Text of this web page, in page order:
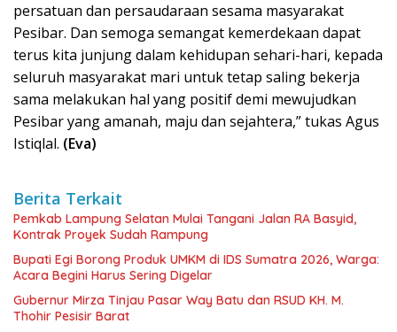
persatuan dan persaudaraan sesama masyarakat
Pesibar. Dan semoga semangat kemerdekaan dapat
terus kita junjung dalam kehidupan sehari-hari, kepada
seluruh masyarakat mari untuk tetap saling bekerja
sama melakukan hal yang positif demi mewujudkan
Pesibar yang amanah, maju dan sejahtera,” tukas Agus
Istiqlal. (Eva)
Berita Terkait
Pemkab Lampung Selatan Mulai Tangani Jalan RA Basyid,
Kontrak Proyek Sudah Rampung
Bupati Egi Borong Produk UMKM di IDS Sumatra 2026, Warga:
Acara Begini Harus Sering Digelar
Gubernur Mirza Tinjau Pasar Way Batu dan RSUD KH. M.
Thohir Pesisir Barat